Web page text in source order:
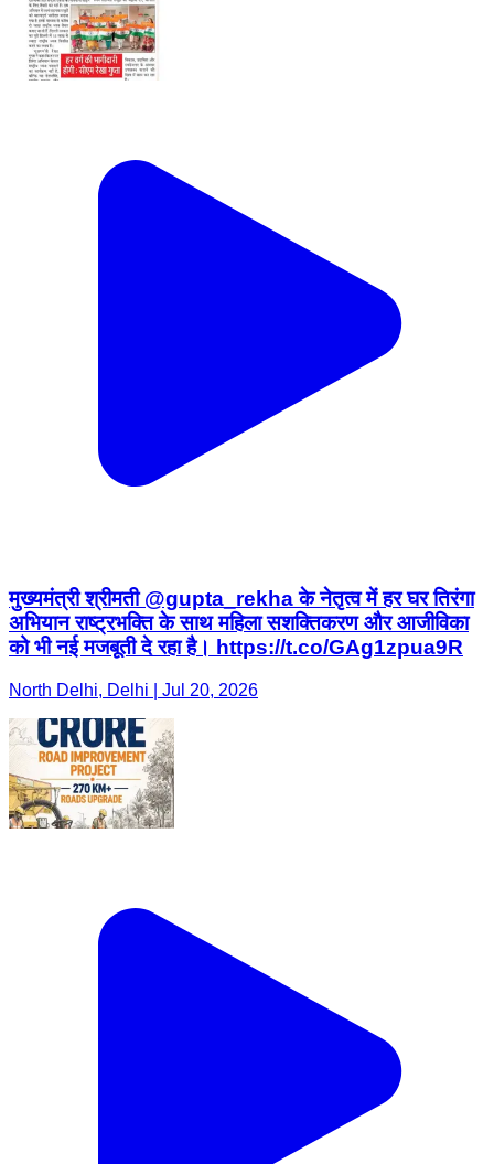
मुख्यमंत्री श्रीमती @gupta_rekha के नेतृत्व में हर घर तिरंगा
अभियान राष्ट्रभक्ति के साथ महिला सशक्तिकरण और आजीविका
को भी नई मजबूती दे रहा है। https://t.co/GAg1zpua9R
North Delhi, Delhi | Jul 20, 2026